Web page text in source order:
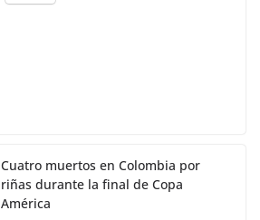
Cuatro muertos en Colombia por
riñas durante la final de Copa
América